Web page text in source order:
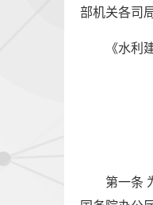
部机关各司
《水利
第一条